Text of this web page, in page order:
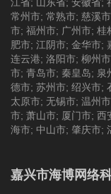
江省; 山东省; 安徽省;
常州市; 常熟市; 慈溪市
市; 福州市; 广州市; 桂
肥市; 江阴市; 金华市;
连云港; 洛阳市; 柳州市
市; 青岛市; 秦皇岛; 泉
德市; 苏州市; 绍兴市;
太原市; 无锡市; 温州市
市; 萧山市; 厦门市; 西
海市; 中山市; 肇庆市;
嘉兴市海博网络